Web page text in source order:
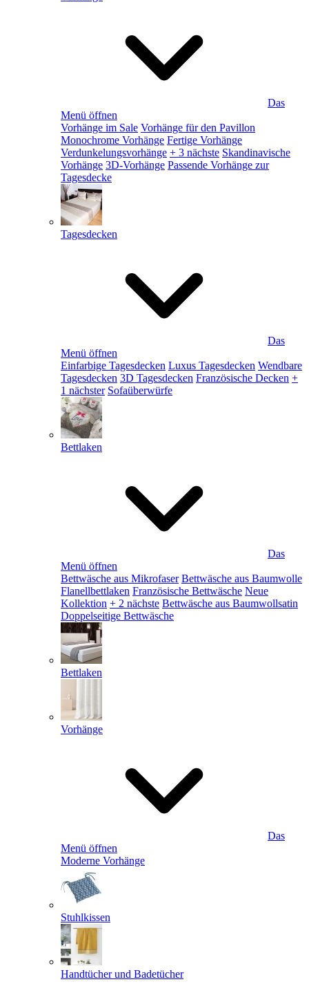
Das
Menü öffnen
Vorhänge im Sale Vorhänge für den Pavillon
Monochrome Vorhänge Fertige Vorhänge
Verdunkelungsvorhänge + 3 nächste Skandinavische
Vorhänge 3D-Vorhänge Passende Vorhänge zur
Tagesdecke
Tagesdecken
Das
Menü öffnen
Einfarbige Tagesdecken Luxus Tagesdecken Wendbare
Tagesdecken 3D Tagesdecken Französische Decken +
1 nächster Sofaüberwürfe
Bettlaken
Das
Menü öffnen
Bettwäsche aus Mikrofaser Bettwäsche aus Baumwolle
Flanellbettlaken Französische Bettwäsche Neue
Kollektion + 2 nächste Bettwäsche aus Baumwollsatin
Doppelseitige Bettwäsche
Bettlaken
Vorhänge
Das
Menü öffnen
Moderne Vorhänge
Stuhlkissen
Handtücher und Badetücher